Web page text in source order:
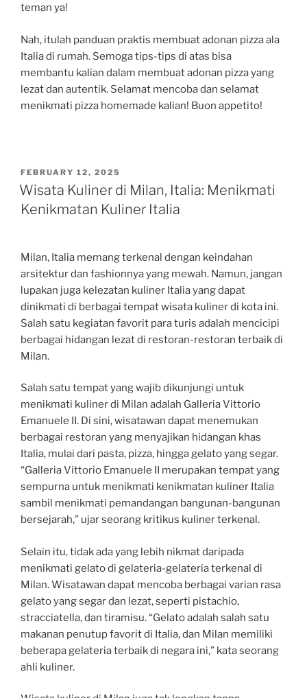
teman ya!
Nah, itulah panduan praktis membuat adonan pizza ala
Italia di rumah. Semoga tips-tips di atas bisa
membantu kalian dalam membuat adonan pizza yang
lezat dan autentik. Selamat mencoba dan selamat
menikmati pizza homemade kalian! Buon appetito!
POSTED
ON
FEBRUARY 12, 2025
Wisata Kuliner di Milan, Italia: Menikmati
Kenikmatan Kuliner Italia
Milan, Italia memang terkenal dengan keindahan
arsitektur dan fashionnya yang mewah. Namun, jangan
lupakan juga kelezatan kuliner Italia yang dapat
dinikmati di berbagai tempat wisata kuliner di kota ini.
Salah satu kegiatan favorit para turis adalah mencicipi
berbagai hidangan lezat di restoran-restoran terbaik di
Milan.
Salah satu tempat yang wajib dikunjungi untuk
menikmati kuliner di Milan adalah Galleria Vittorio
Emanuele II. Di sini, wisatawan dapat menemukan
berbagai restoran yang menyajikan hidangan khas
Italia, mulai dari pasta, pizza, hingga gelato yang segar.
“Galleria Vittorio Emanuele II merupakan tempat yang
sempurna untuk menikmati kenikmatan kuliner Italia
sambil menikmati pemandangan bangunan-bangunan
bersejarah,” ujar seorang kritikus kuliner terkenal.
Selain itu, tidak ada yang lebih nikmat daripada
menikmati gelato di gelateria-gelateria terkenal di
Milan. Wisatawan dapat mencoba berbagai varian rasa
gelato yang segar dan lezat, seperti pistachio,
stracciatella, dan tiramisu. “Gelato adalah salah satu
makanan penutup favorit di Italia, dan Milan memiliki
beberapa gelateria terbaik di negara ini,” kata seorang
ahli kuliner.